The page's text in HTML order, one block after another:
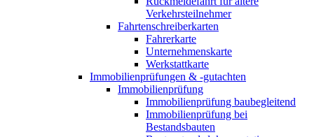
Verkehrsteilnehmer
Fahrtenschreiberkarten
Fahrerkarte
Unternehmenskarte
Werkstattkarte
Immobilienprüfungen & -gutachten
Immobilienprüfung
Immobilienprüfung baubegleitend
Immobilienprüfung bei
Bestandsbauten